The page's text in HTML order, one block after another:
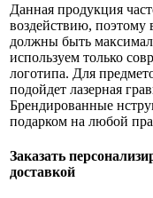
Данная продукция
воздействию, поэтому
должны быть
используем только
логотипа. Для
подойдет лазерная
Брендированные
подарком на любой
Заказать
доставкой